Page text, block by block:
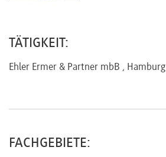
Über
TÄTIGKEIT:
Ehler Ermer & Partner mbB , Hamburg
FACHGEBIETE: